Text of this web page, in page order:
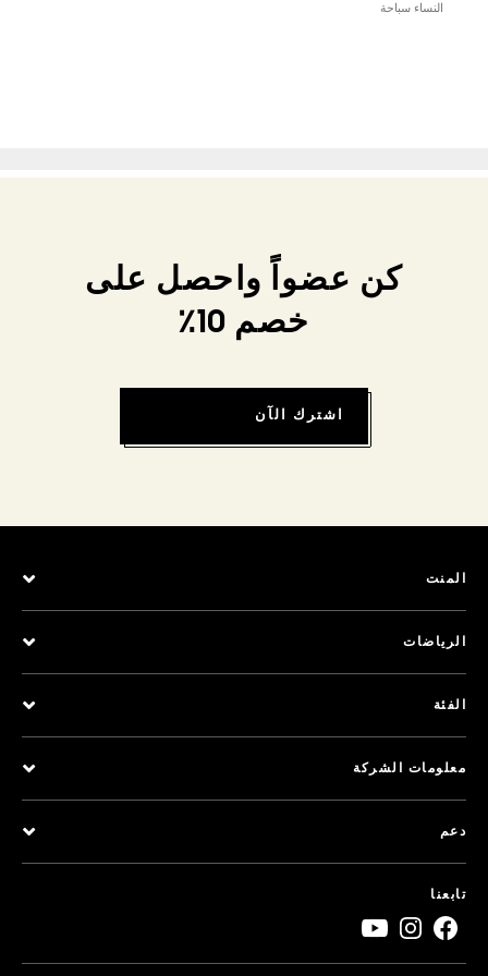
النساء سباحة
كن عضواً واحصل على
خصم 10٪
اشترك الآن
المنت
الرياضات
الفئة
معلومات الشركة
دعم
تابعنا